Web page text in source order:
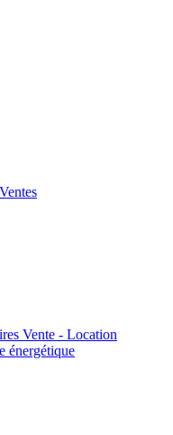
Vente - Location
énergétique